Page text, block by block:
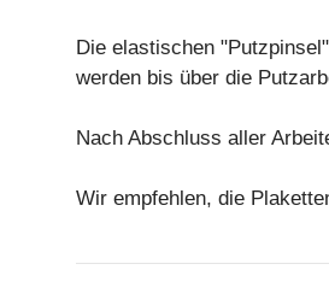
Die elastischen
werden bis über die
Nach Abschluss aller
Wir empfehlen, die